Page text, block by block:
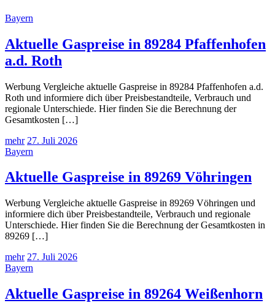
Bayern
Aktuelle Gaspreise in 89284 Pfaffenhofen
a.d. Roth
Werbung Vergleiche aktuelle Gaspreise in 89284 Pfaffenhofen a.d.
Roth und informiere dich über Preisbestandteile, Verbrauch und
regionale Unterschiede. Hier finden Sie die Berechnung der
Gesamtkosten […]
mehr 27. Juli 2026
Bayern
Aktuelle Gaspreise in 89269 Vöhringen
Werbung Vergleiche aktuelle Gaspreise in 89269 Vöhringen und
informiere dich über Preisbestandteile, Verbrauch und regionale
Unterschiede. Hier finden Sie die Berechnung der Gesamtkosten in
89269 […]
mehr 27. Juli 2026
Bayern
Aktuelle Gaspreise in 89264 Weißenhorn